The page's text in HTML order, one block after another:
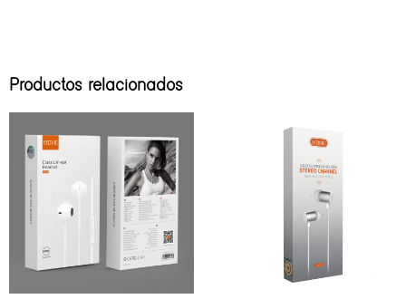
Productos relacionados